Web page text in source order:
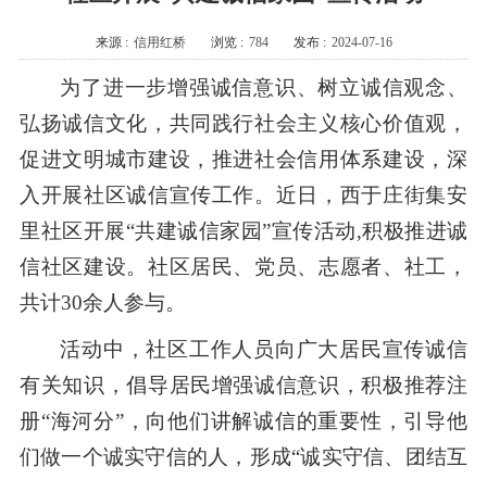
来源 : 信用红桥 浏览 : 784 发布 : 2024-07-16
为了进一步增强诚信意识、树立诚信观念、
弘扬诚信文化，共同践行社会主义核心价值观，
促进文明城市建设，推进社会信用体系建设，深
入开展社区诚信宣传工作。近日，西于庄街集安
里社区开展“共建诚信家园”宣传活动,积极推进诚
信社区建设。社区居民、党员、志愿者、社工，
共计30余人参与。
活动中，社区工作人员向广大居民宣传诚信
有关知识，倡导居民增强诚信意识，积极推荐注
册“海河分”，向他们讲解诚信的重要性，引导他
们做一个诚实守信的人，形成“诚实守信、团结互